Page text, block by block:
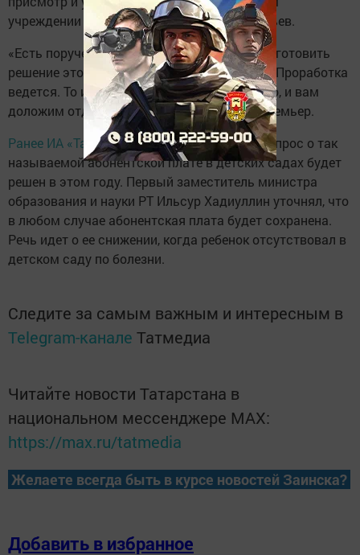
учреждении поднял депутат Артем Прокофьев.
«Есть поручение Рустама Минниханова подготовить
решение этого вопроса. Вопрос такой есть. Проработка
ведется. То или иное решение будет принято, и вам
доложим отдельно», – ответил депутату Премьер.
Ранее ИА «Татар-информ» сообщало, что вопрос о так
называемой абонентской плате в детских садах будет
решен в этом году. Первый заместитель министра
образования и науки РТ Ильсур Хадиуллин уточнял, что
в любом случае абонентская плата будет сохранена.
Речь идет о ее снижении, когда ребенок отсутствовал в
детском саду по болезни.
Следите за самым важным и интересным в
Telegram-канале Татмедиа
Читайте новости Татарстана в
национальном мессенджере MАХ:
https://max.ru/tatmedia
Желаете всегда быть в курсе новостей Заинска?
Добавить в избранное